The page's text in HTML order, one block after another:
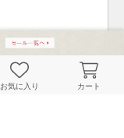
お気に入り カート